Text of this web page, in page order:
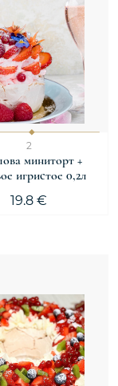
2
миниторт +
игристое 0,2л
19.8 €